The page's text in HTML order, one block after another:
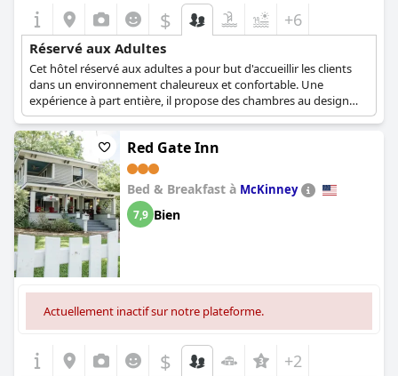
$ +6
Réservé aux Adultes
Cet hôtel réservé aux adultes a pour but d'accueillir les clients
dans un environnement chaleureux et confortable. Une
expérience à part entière, il propose des chambres au design
unique, une belle cheminée et une piscine clôturée avec un coin
salon dont les clients peuvent profiter.
Red Gate Inn
Bed & Breakfast à McKinney
7,9 Bien
Actuellement inactif sur notre plateforme.
$ +2